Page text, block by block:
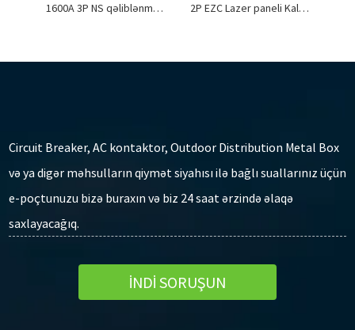
1600A 3P NS qəliblənmiş iş dövrə açarı 2P EZC Lazer paneli Kalıplı Case Circuit Breaker
Circuit Breaker, AC kontaktor, Outdoor Distribution Metal Box
və ya digər məhsulların qiymət siyahısı ilə bağlı suallarınız üçün
e-poçtunuzu bizə buraxın və biz 24 saat ərzində əlaqə
saxlayacağıq.
İNDİ SORUŞUN